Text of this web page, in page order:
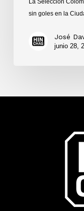
La Selección
sin goles en la
José
junio 28,